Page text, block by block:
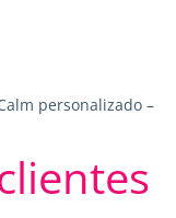
personalizado –